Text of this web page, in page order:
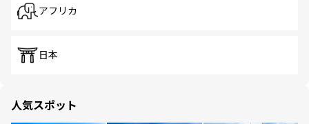
アフリカ
日本
人気スポット